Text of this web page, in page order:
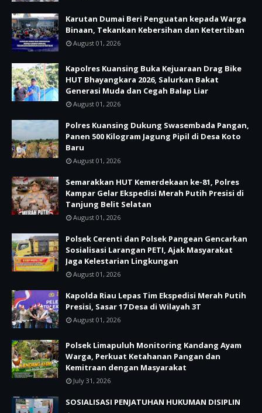
Karutan Dumai Beri Penguatan kepada Warga
Binaan, Tekankan Kebersihan dan Ketertiban
August 01, 2026
Kapolres Kuansing Buka Kejuaraan Drag Bike
HUT Bhayangkara 2026, Salurkan Bakat
Generasi Muda dan Cegah Balap Liar
August 01, 2026
Polres Kuansing Dukung Swasembada Pangan,
Panen 500 Kilogram Jagung Pipil di Desa Koto
Baru
August 01, 2026
Semarakkan HUT Kemerdekaan ke-81, Polres
Kampar Gelar Ekspedisi Merah Putih Presisi di
Tanjung Belit Selatan
August 01, 2026
Polsek Cerenti dan Polsek Pangean Gencarkan
Sosialisasi Larangan PETI, Ajak Masyarakat
Jaga Kelestarian Lingkungan
August 01, 2026
Kapolda Riau Lepas Tim Ekspedisi Merah Putih
Presisi, Sasar 17 Desa di Wilayah 3T
August 01, 2026
Polsek Limapuluh Monitoring Kandang Ayam
Warga, Perkuat Ketahanan Pangan dan
Kemitraan dengan Masyarakat
July 31, 2026
SOSIALISASI PENJATUHAN HUKUMAN DISIPLIN